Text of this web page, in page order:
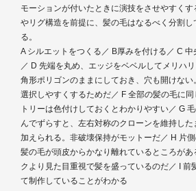
モーションが付いたときに演技をさせやすく
やリグ構造を前提に、髪の毛はなるべく分割
る。
A シルエットをつくる／ B厚みを付ける／ C
／ D 先端を丸め、エッジをベベルしてメリハ
角形ポリゴンのままにしておき、穴も開けな
選択しやすくするためだ／ F 全部の髪の毛に
トリーは色付けしておくとわかりやすい／ G
んでずらすと、左右対称のクローンを維持し
加えられる。非破壊保持がモットーだ／ H 片側
髪の毛が頭皮からかなり離れているところがあ
クより見た目重視で髪を盛っているのだ／ I 前
て制作していることがわかる